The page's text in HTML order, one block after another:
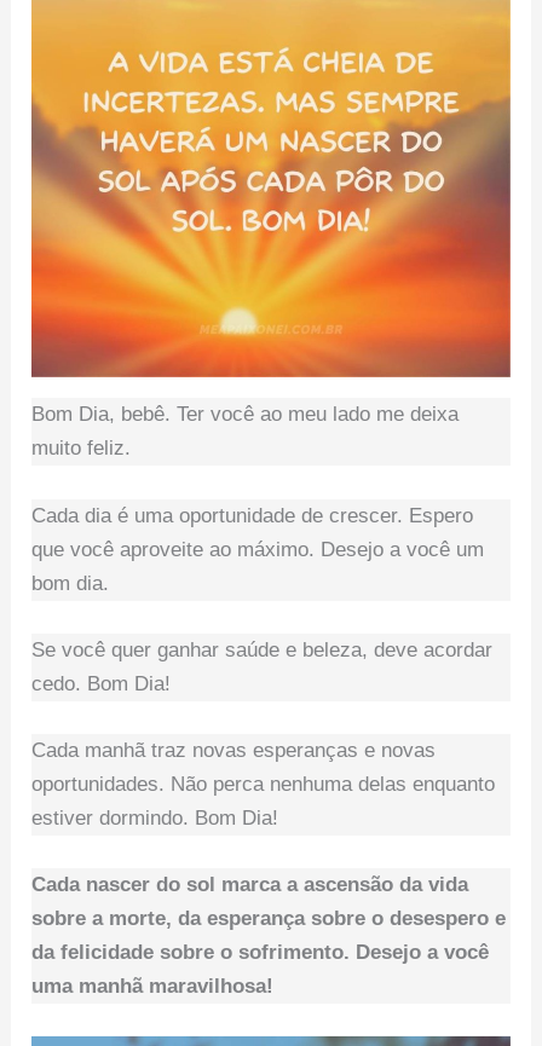
Bom Dia, bebê. Ter você ao meu lado me deixa
muito feliz.
Cada dia é uma oportunidade de crescer. Espero
que você aproveite ao máximo. Desejo a você um
bom dia.
Se você quer ganhar saúde e beleza, deve acordar
cedo. Bom Dia!
Cada manhã traz novas esperanças e novas
oportunidades. Não perca nenhuma delas enquanto
estiver dormindo. Bom Dia!
Cada nascer do sol marca a ascensão da vida
sobre a morte, da esperança sobre o desespero e
da felicidade sobre o sofrimento. Desejo a você
uma manhã maravilhosa!